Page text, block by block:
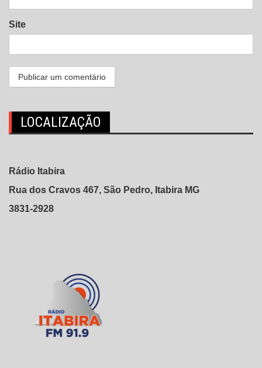
Site
LOCALIZAÇÃO
Rádio Itabira
Rua dos Cravos 467, São Pedro, Itabira MG
3831-2928